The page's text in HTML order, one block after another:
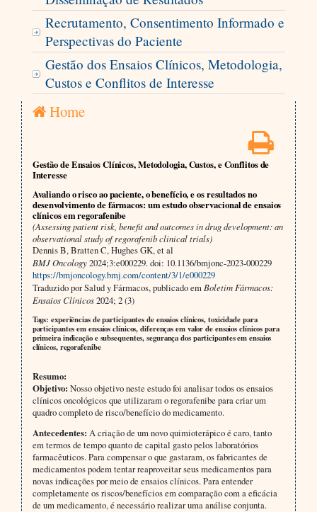
Recrutamento, Consentimento Informado e
Perspectivas do Paciente
Gestão dos Ensaios Clínicos, Metodologia,
Custos e Conflitos de Interesse
Home
Gestão de Ensaios Clínicos, Metodologia, Custos, e Conflitos de
Interesse
Avaliando o risco ao paciente, o benefício, e os resultados no
desenvolvimento de fármacos: um estudo observacional de ensaios
clínicos em regorafenibe
(Assessing patient risk, benefit and outcomes in drug development: an
observational study of regorafenib clinical trials)
Dennis B, Bratten C, Hughes GK, et al
BMJ Oncology2024;3:e000229. doi: 10.1136/bmjonc-2023-000229
https://bmjoncology.bmj.com/content/3/1/e000229
Traduzido por Salud y Fármacos, publicado em Boletim Fármacos:
Ensaios Clínicos2024; 2 (3)
Tags: experiências de participantes de ensaios clínicos, toxicidade para
participantes em ensaios clínicos, diferenças em valor de ensaios clínicos para
primeira indicação e subsequentes, segurança dos participantes em ensaios
clínicos, regorafenibe
Resumo:
Objetivo: Nosso objetivo neste estudo foi analisar todos os ensaios
clínicos oncológicos que utilizaram o regorafenibe para criar um
quadro completo de risco/benefício do medicamento.
Antecedentes: A criação de um novo quimioterápico é caro, tanto
em termos de tempo quanto de capital gasto pelos laboratórios
farmacêuticos. Para compensar o que gastaram, os fabricantes de
medicamentos podem tentar reaproveitar seus medicamentos para
novas indicações por meio de ensaios clínicos. Para entender
completamente os riscos/benefícios em comparação com a eficácia
de um medicamento, é necessário realizar uma análise conjunta.